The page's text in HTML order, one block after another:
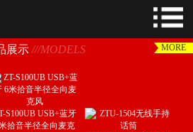
展示 ///MODELS MORE
S100UB USB+蓝牙
拾音半径全向麦克